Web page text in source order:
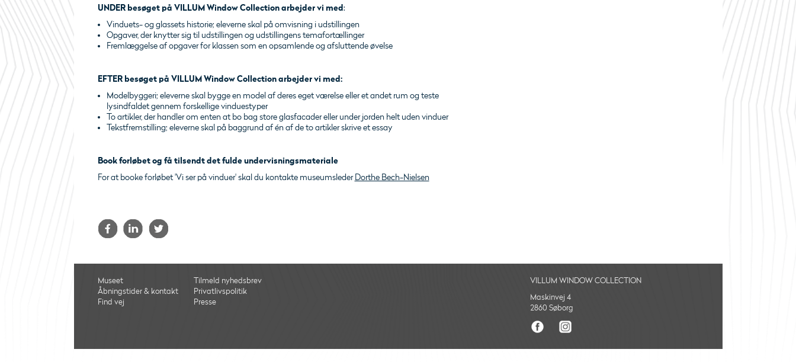
UNDER besøget på VILLUM Window Collection arbejder vi med:
Vinduets- og glassets historie; eleverne skal på omvisning i udstillingen
Opgaver, der knytter sig til udstillingen og udstillingens temafortællinger
Fremlæggelse af opgaver for klassen som en opsamlende og afsluttende øvelse
EFTER besøget på VILLUM Window Collection arbejder vi med:
Modelbyggeri; eleverne skal bygge en model af deres eget værelse eller et andet rum og teste
lysindfaldet gennem forskellige vinduestyper
To artikler, der handler om enten at bo bag store glasfacader eller under jorden helt uden vinduer
Tekstfremstilling; eleverne skal på baggrund af én af de to artikler skrive et essay
Book forløbet og få tilsendt det fulde undervisningsmateriale
For at booke forløbet 'Vi ser på vinduer' skal du kontakte museumsleder Dorthe Bech-Nielsen
Museet
Åbningstider & kontakt
Find vej
Tilmeld nyhedsbrev
Privatlivspolitik
Presse
VILLUM WINDOW COLLECTION
Maskinvej 4
2860 Søborg